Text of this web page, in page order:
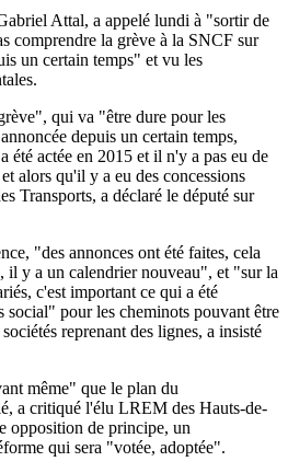
Attal, a appelé lundi à "sortir de
comprendre la grève à la SNCF sur
un certain temps" et vu les
qui va "être dure pour les
depuis un certain temps,
été actée en 2015 et il n'y a pas eu de
alors qu'il y a eu des concessions
Transports, a déclaré le député sur
"des annonces ont été faites, cela
il y a un calendrier nouveau", et "sur la
c'est important ce qui a été
social" pour les cheminots pouvant être
reprenant des lignes, a insisté
même" que le plan du
a critiqué l'élu LREM des Hauts-de-
opposition de principe, un
qui sera "votée, adoptée".